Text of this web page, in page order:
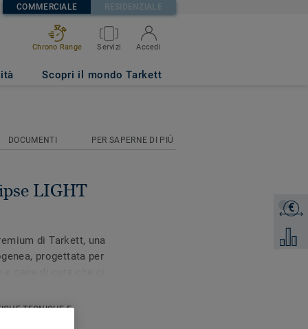
COMMERCIALE RESIDENZIALE
Chrono Range Servizi Accedi
Scopri il mondo Tarkett
€
Ottieni
DOCUMENTI PER SAPERNE DI PIÙ
LIGHT
di Tarkett, una
progettata per
TECNICHE E